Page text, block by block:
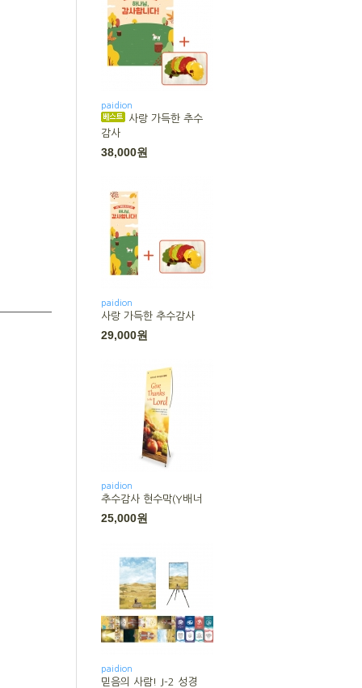
paidion
사랑 가득한 추수
감사
38,000원
paidion
사랑 가득한 추수감사
29,000원
paidion
추수감사 현수막(Y배너
25,000원
paidion
믿음의 사람! J-2 성경